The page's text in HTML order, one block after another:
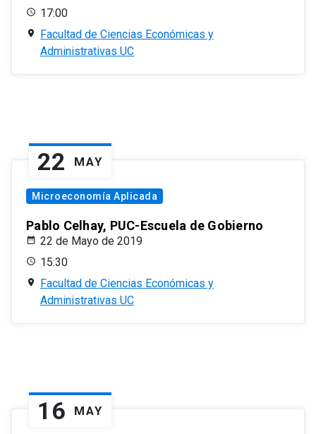
17:00
Facultad de Ciencias Económicas y
Administrativas UC
22 MAY
Microeconomía Aplicada
Pablo Celhay, PUC-Escuela de Gobierno
22 de Mayo de 2019
15:30
Facultad de Ciencias Económicas y
Administrativas UC
16 MAY